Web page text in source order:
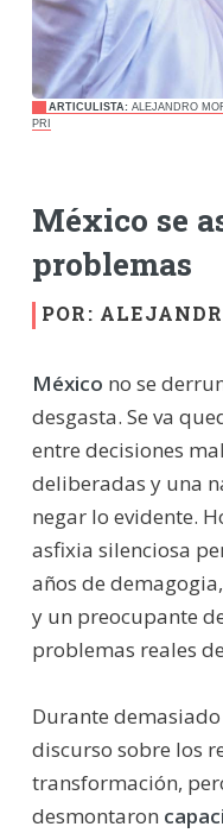
México se
problemas
POR:
México no se
desgasta. Se va
entre decisiones
deliberadas y una
negar lo evidente.
asfixia silenciosa
años de
y un preocupante
problemas reales
Durante
discurso sobre los
transformación,
desmontaron
ARTICULISTA:ALEJANDRO
PRI